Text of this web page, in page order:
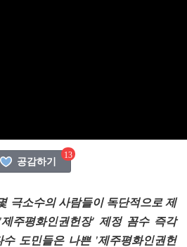
13
공감하기
극소수의 사람들이 독단적으로 제
주평화인권헌장' 제정 꼼수 즉각
도민들은 나쁜 '제주평화인권헌